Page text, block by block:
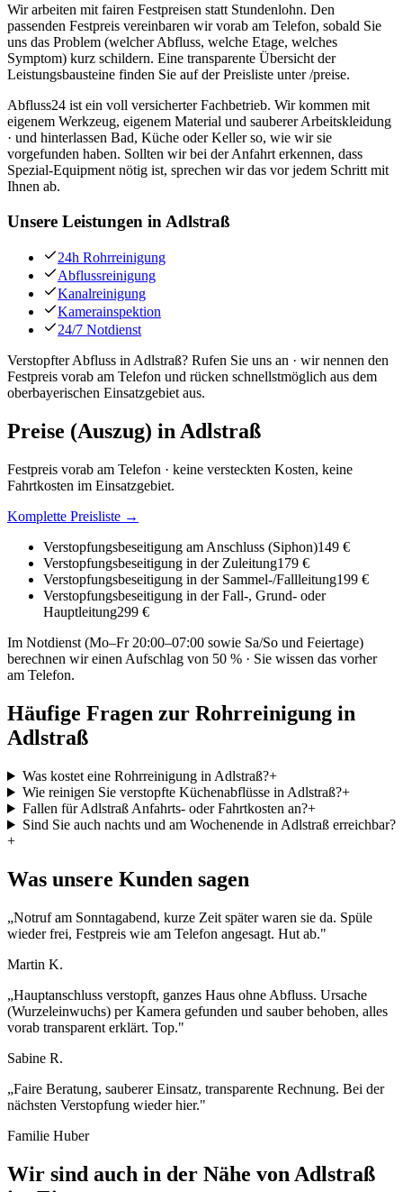
Wir arbeiten mit fairen Festpreisen statt Stundenlohn. Den
passenden Festpreis vereinbaren wir vorab am Telefon, sobald Sie
uns das Problem (welcher Abfluss, welche Etage, welches
Symptom) kurz schildern. Eine transparente Übersicht der
Leistungsbausteine finden Sie auf der Preisliste unter /preise.
Abfluss24 ist ein voll versicherter Fachbetrieb. Wir kommen mit
eigenem Werkzeug, eigenem Material und sauberer Arbeitskleidung
· und hinterlassen Bad, Küche oder Keller so, wie wir sie
vorgefunden haben. Sollten wir bei der Anfahrt erkennen, dass
Spezial-Equipment nötig ist, sprechen wir das vor jedem Schritt mit
Ihnen ab.
Unsere Leistungen in Adlstraß
24h Rohrreinigung
Abflussreinigung
Kanalreinigung
Kamerainspektion
24/7 Notdienst
Verstopfter Abfluss in Adlstraß? Rufen Sie uns an · wir nennen den
Festpreis vorab am Telefon und rücken schnellstmöglich aus dem
oberbayerischen Einsatzgebiet aus.
Preise (Auszug) inAdlstraß
Festpreis vorab am Telefon · keine versteckten Kosten, keine
Fahrtkosten im Einsatzgebiet.
Komplette Preisliste →
Verstopfungsbeseitigung am Anschluss (Siphon)149 €
Verstopfungsbeseitigung in der Zuleitung179 €
Verstopfungsbeseitigung in der Sammel-/Fallleitung199 €
Verstopfungsbeseitigung in der Fall-, Grund- oder
Hauptleitung299 €
Im Notdienst (Mo–Fr 20:00–07:00 sowie Sa/So und Feiertage)
berechnen wir einen Aufschlag von 50 % · Sie wissen das vorher
am Telefon.
Häufige Fragen zur Rohrreinigung in
Adlstraß
Was kostet eine Rohrreinigung in Adlstraß?+
Wie reinigen Sie verstopfte Küchenabflüsse in Adlstraß?+
Fallen für Adlstraß Anfahrts- oder Fahrtkosten an?+
Sind Sie auch nachts und am Wochenende in Adlstraß erreichbar?
+
Was unsere Kunden sagen
„Notruf am Sonntagabend, kurze Zeit später waren sie da. Spüle
wieder frei, Festpreis wie am Telefon angesagt. Hut ab."
Martin K.
„Hauptanschluss verstopft, ganzes Haus ohne Abfluss. Ursache
(Wurzeleinwuchs) per Kamera gefunden und sauber behoben, alles
vorab transparent erklärt. Top."
Sabine R.
„Faire Beratung, sauberer Einsatz, transparente Rechnung. Bei der
nächsten Verstopfung wieder hier."
Familie Huber
Wir sind auch in der Nähe von Adlstraß